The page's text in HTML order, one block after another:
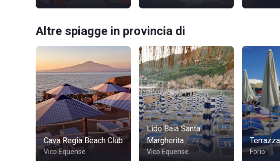
Altre spiagge in provincia di
Cava Regia Beach Club
Vico Equense
Lido Baia Santa
Margherita
Vico Equense Forio